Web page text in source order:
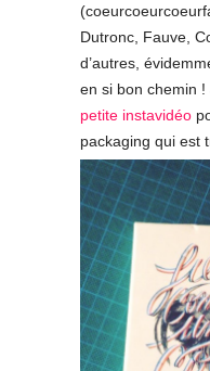
Dutronc, Fauve,
d’autres,
en si bon chemin
petite instavidéo
packaging qui est